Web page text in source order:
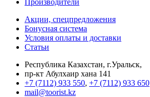
Акции, спецпредложения
Бонусная система
Условия оплаты и доставки
Статьи
Республика Казахстан, г.Уральск,
пр-кт Абулхаир хана 141
+7 (7112) 933 550, +7 (7112) 933 650
mail@toorist.kz